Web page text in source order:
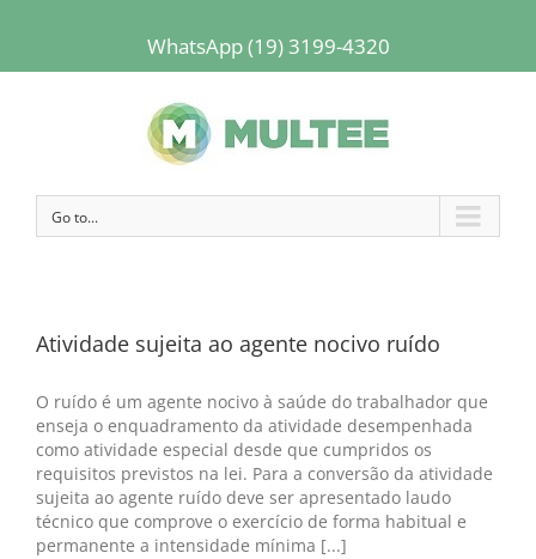
WhatsApp (19) 3199-4320
Go to...
Atividade sujeita ao agente nocivo ruído
O ruído é um agente nocivo à saúde do trabalhador que
enseja o enquadramento da atividade desempenhada
como atividade especial desde que cumpridos os
requisitos previstos na lei. Para a conversão da atividade
sujeita ao agente ruído deve ser apresentado laudo
técnico que comprove o exercício de forma habitual e
permanente a intensidade mínima [...]